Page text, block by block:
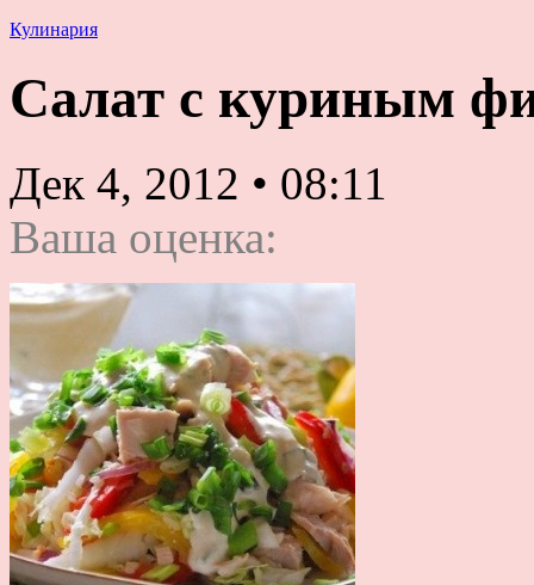
Кулинария
Салат с куриным
Дек 4, 2012 • 08:11
Ваша оценка: